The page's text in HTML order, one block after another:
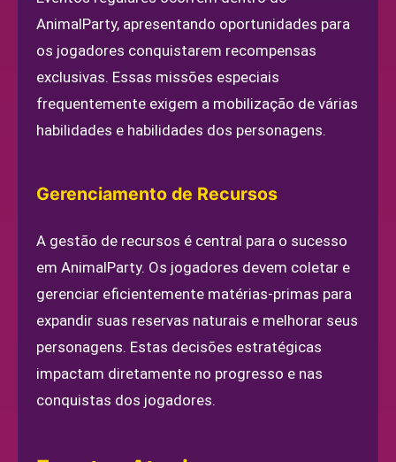
AnimalParty, apresentando oportunidades para
os jogadores conquistarem recompensas
exclusivas. Essas missões especiais
frequentemente exigem a mobilização de várias
habilidades e habilidades dos personagens.
Gerenciamento de Recursos
A gestão de recursos é central para o sucesso
em AnimalParty. Os jogadores devem coletar e
gerenciar eficientemente matérias-primas para
expandir suas reservas naturais e melhorar seus
personagens. Estas decisões estratégicas
impactam diretamente no progresso e nas
conquistas dos jogadores.